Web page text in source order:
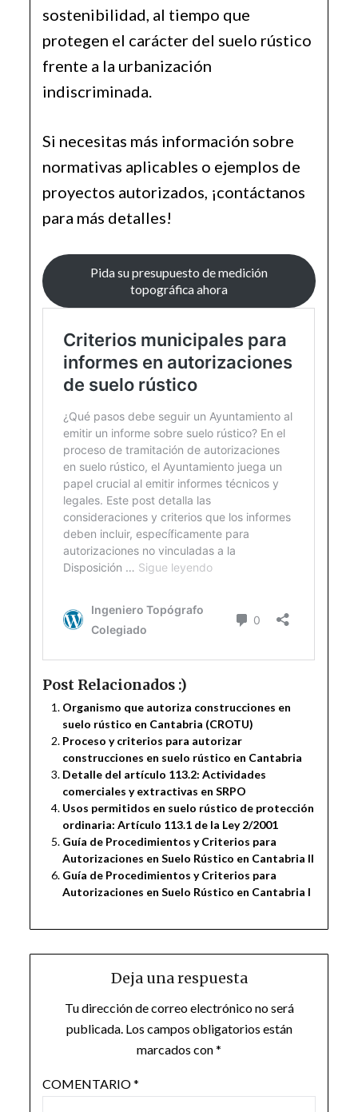
sostenibilidad, al tiempo que
protegen el carácter del suelo rústico
frente a la urbanización
indiscriminada.
Si necesitas más información sobre
normativas aplicables o ejemplos de
proyectos autorizados, ¡contáctanos
para más detalles!
Pida su presupuesto de medición
topográfica ahora
Post Relacionados :)
Organismo que autoriza construcciones en
suelo rústico en Cantabria (CROTU)
Proceso y criterios para autorizar
construcciones en suelo rústico en Cantabria
Detalle del artículo 113.2: Actividades
comerciales y extractivas en SRPO
Usos permitidos en suelo rústico de protección
ordinaria: Artículo 113.1 de la Ley 2/2001
Guía de Procedimientos y Criterios para
Autorizaciones en Suelo Rústico en Cantabria II
Guía de Procedimientos y Criterios para
Autorizaciones en Suelo Rústico en Cantabria I
Deja una respuesta
Tu dirección de correo electrónico no será
publicada. Los campos obligatorios están
marcados con*
COMENTARIO*